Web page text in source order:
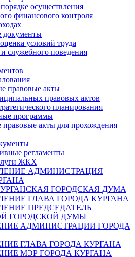
осуществления
финансового контроля
документы
условий труда
служебного поведения
правовые акты
правовых актов
планирования
программы
акты для прохождения
регламенты
ЖКХ
АДМИНИСТРАЦИЯ
ГОРОДСКАЯ ДУМА
ГЛАВА ГОРОДА КУРГАНА
ПРЕДСЕДАТЕЛЬ
ГОРОДСКОЙ ДУМЫ
АДМИНИСТРАЦИИ ГОРОДА
ГЛАВА ГОРОДА КУРГАНА
МЭР ГОРОДА КУРГАНА